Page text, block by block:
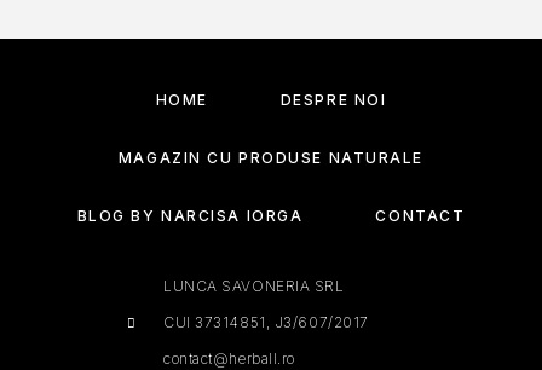
HOME DESPRE NOI
MAGAZIN CU PRODUSE NATURALE
BLOG BY NARCISA IORGA CONTACT
LUNCA SAVONERIA SRL
CUI 37314851, J3/607/2017
contact@herball.ro